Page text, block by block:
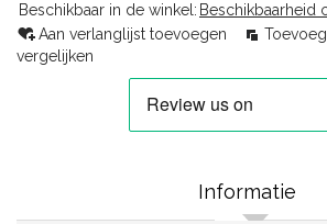
Beschikbaar in de winkel: Beschikbaarheid
Aan verlanglijst toevoegen
vergelijken
Informatie